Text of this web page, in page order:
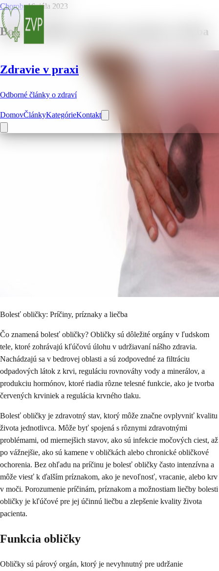
Zdravie v praxi
Odborné články o zdraví
DomovČlánkyKategórieKontakt
Choroby16. júla 2023
Bolesť obličky: Príčiny, príznaky a liečba
Bolesť obličky: Príčiny, príznaky a liečba
Čo znamená bolesť obličky? Obličky sú dôležité orgány v ľudskom
tele, ktoré zohrávajú kľúčovú úlohu v udržiavaní nášho zdravia.
Nachádzajú sa v bedrovej oblasti a sú zodpovedné za filtráciu
odpadových látok z krvi, reguláciu rovnováhy vody a minerálov, a
produkciu hormónov, ktoré riadia rôzne telesné funkcie, ako je tvorba
červených krviniek a regulácia krvného tlaku.
Bolesť obličky je zdravotný stav, ktorý môže značne ovplyvniť kvalitu
života jednotlivca. Môže byť spojená s rôznymi zdravotnými
problémami, od miernejšich stavov, ako sú infekcie močových ciest, až
po vážnejšie, ako sú kamene v obličkách alebo chronické obličkové
ochorenia. Bez ohľadu na príčinu je bolesť obličky často intenzívna a
môže viesť k ďalším príznakom, ako je nevoľnosť, vracanie, alebo krv
v moči. Porozumenie príčinám, príznakom a možnostiam liečby bolesti
obličky je kľúčové pre jej účinnú liečbu a zlepšenie kvality života
pacienta.
Funkcia obličky
Obličky sú párový orgán, ktorý je nevyhnutný pre udržanie